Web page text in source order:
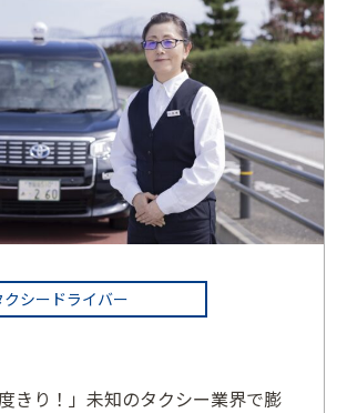
クシードライバー
きり！」未知のタクシー業界で膨